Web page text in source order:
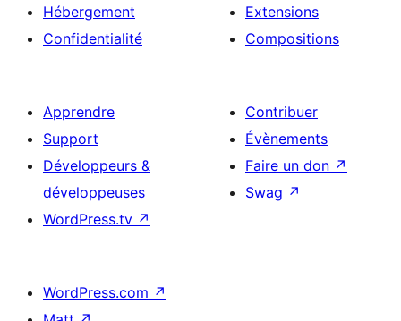
Hébergement
Confidentialité
Extensions
Compositions
Apprendre
Support
Développeurs &
développeuses
WordPress.tv ↗
Contribuer
Évènements
Faire un don ↗
Swag ↗
WordPress.com ↗